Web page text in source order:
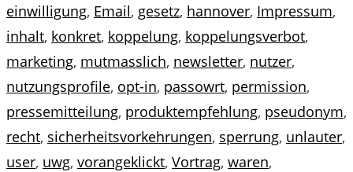
einwilligung, Email, gesetz, hannover, Impressum,
inhalt, konkret, koppelung, koppelungsverbot,
marketing, mutmasslich, newsletter, nutzer,
nutzungsprofile, opt-in, passowrt, permission,
pressemitteilung, produktempfehlung, pseudonym,
recht, sicherheitsvorkehrungen, sperrung, unlauter,
user, uwg, vorangeklickt, Vortrag, waren,